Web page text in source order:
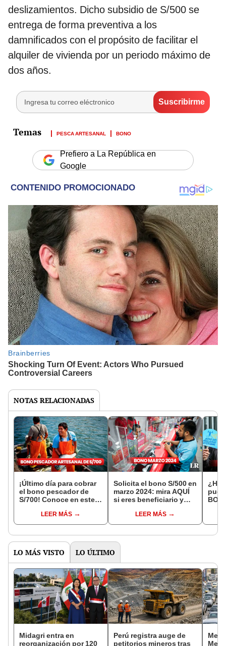
deslizamientos. Dicho subsidio de S/500 se
entrega de forma preventiva a los
damnificados con el propósito de facilitar el
alquiler de vivienda por un periodo máximo de
dos años.
PESCA ARTESANAL BONO
Prefiero a La República en
Google
NOTAS RELACIONADAS
¡Último día para cobrar
el bono pescador de
S/700! Conoce en este
del subsidio
LEER MÁS
Solicita el bono S/500 en
marzo 2024: mira AQUÍ
si eres beneficiario y
requisitosLEER MÁS
LO MÁS VISTO LO ÚLTIMO
Midagri entra en
reorganización por 120
Perú registra auge de
petitorios mineros tras